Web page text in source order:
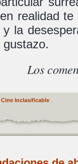
realidad
la
Los
Cine Inclasificable.